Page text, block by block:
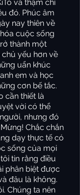
và thậm chí
đó. Phúc âm
nay thiên về
cuộc sống
thành một
yếu hơn về
uẩn khúc
em và học
cơn bế tắc.
cần thiết là
vời có thể
nhưng đó
Chắc chắn
dạy thực tế có
sống của mọi
tin rằng điều
phân biệt được
đâu là không.
Chúng ta nên